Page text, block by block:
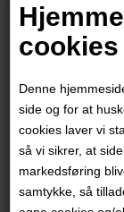
cookies
Denne
side og for at
cookies laver vi
så vi sikrer, at
markedsføring
samtykke, så
Jasmin
900,00DKK